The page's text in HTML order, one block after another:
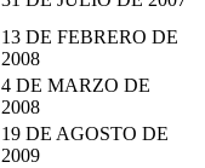
13 DE FEBRERO DE
2008
4 DE MARZO DE
2008
19 DE AGOSTO DE
2009